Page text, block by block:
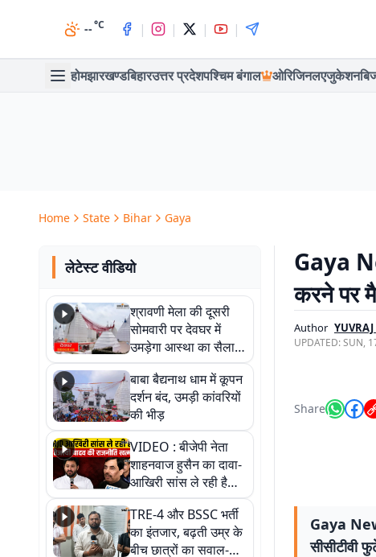
--°C | | | |
होमझारखण्डबिहारउत्तर प्रदेशपश्चिम बंगाल ओरिजिनलएजुकेशन
Home State Bihar Gaya
लेटेस्ट वीडियो
श्रावणी मेला की दूसरी
सोमवारी पर देवघर में
उमड़ेगा आस्था का सैलाब,
तीन लाख से अधिक
श्रद्धालुओं के पहुंचने का
अनुमान
बाबा बैद्यनाथ धाम में कूपन
दर्शन बंद, उमड़ी कांवरियों
की भीड़
VIDEO : बीजेपी नेता
शाहनवाज हुसैन का दावा-
आखिरी सांस ले रही है
RJD, तेजस्वी को लेकर
क्या कहा, सुनिए
TRE-4 और BSSC भर्ती
का इंतजार, बढ़ती उम्र के
बीच छात्रों का सवाल-
Gaya
करने पर
Author
UPDATED:SUN,
Share
Gaya
सीसीटीवी